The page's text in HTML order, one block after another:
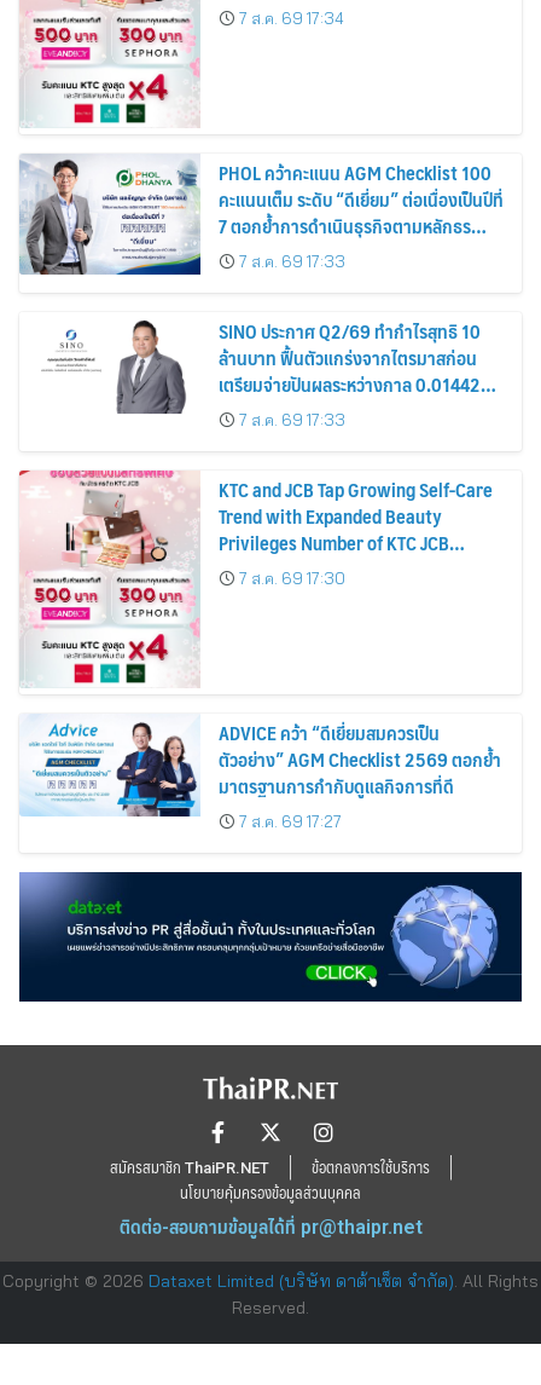
7 ส.ค. 69 17:34
PHOL คว้าคะแนน AGM Checklist 100
คะแนนเต็ม ระดับ “ดีเยี่ยม” ต่อเนื่องเป็นปีที่
7 ตอกย้ำการดำเนินธุรกิจตามหลักธร
รมาภิบาล โปร่งใส สร้างความเชื่อมั่นผู้ถือ
หุ้น
7 ส.ค. 69 17:33
SINO ประกาศ Q2/69 ทำกำไรสุทธิ 10
ล้านบาท ฟื้นตัวแกร่งจากไตรมาสก่อน
เตรียมจ่ายปันผลระหว่างกาล 0.014423
บาทต่อหุ้น ครึ่งปีหลังมุ่งเติบโตต่อเนื่อง
7 ส.ค. 69 17:33
KTC and JCB Tap Growing Self-Care
Trend with Expanded Beauty
Privileges Number of KTC JCB
Cardmembers Spending on
Cosmetics Rises 26%
7 ส.ค. 69 17:30
ADVICE คว้า “ดีเยี่ยมสมควรเป็น
ตัวอย่าง” AGM Checklist 2569 ตอกย้ำ
มาตรฐานการกำกับดูแลกิจการที่ดี
7 ส.ค. 69 17:27
สมัครสมาชิก ThaiPR.NET
ข้อตกลงการใช้บริการ
นโยบายคุ้มครองข้อมูลส่วนบุคคล
ติดต่อ-สอบถามข้อมูลได้ที่ pr@thaipr.net
Copyright © 2026 Dataxet Limited (บริษัท ดาต้าเซ็ต จำกัด). All Rights
Reserved.